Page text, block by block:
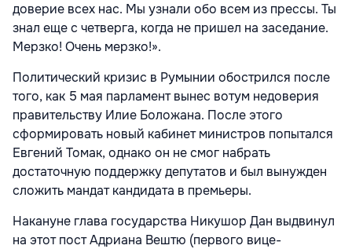
доверие всех нас. Мы узнали обо всем из прессы. Ты
знал еще с четверга, когда не пришел на заседание.
Мерзко! Очень мерзко!».
Политический кризис в Румынии обострился после
того, как 5 мая парламент вынес вотум недоверия
правительству Илие Боложана. После этого
сформировать новый кабинет министров попытался
Евгений Томак, однако он не смог набрать
достаточную поддержку депутатов и был вынужден
сложить мандат кандидата в премьеры.
Накануне глава государства Никушор Дан выдвинул
на этот пост Адриана Вештю (первого вице-